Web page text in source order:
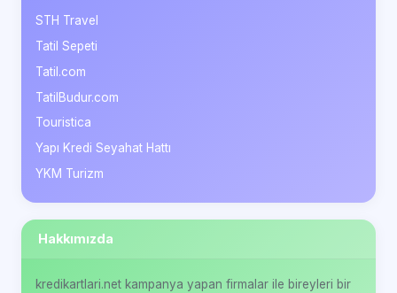
STH Travel
Tatil Sepeti
Tatil.com
TatilBudur.com
Touristica
Yapı Kredi Seyahat Hattı
YKM Turizm
Hakkımızda
kredikartlari.net kampanya yapan firmalar ile bireyleri bir